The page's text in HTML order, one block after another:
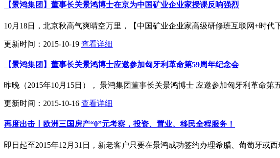
【景鸿集团】董事长关景鸿博士在京为中国矿业企业家授课反响强烈
10月18日，北京秋高气爽晴空万里，【中国矿业企业家高级研修班互联网+时代
更新时间：2015-10-19 查看详细
【景鸿集团】董事长关景鸿博士应邀参加匈牙利革命第59周年纪念会
昨晚（2015年10月15日）， 景鸿集团董事长关景鸿博士 应邀参加匈牙利革命第
更新时间：2015-10-16 查看详细
再度出击丨欧洲三国房产“0”元考察，投资、置业、移民全程服务！
即日起至2015年12月31日，新老客户只要在景鸿成功签约办理希腊、葡萄牙或